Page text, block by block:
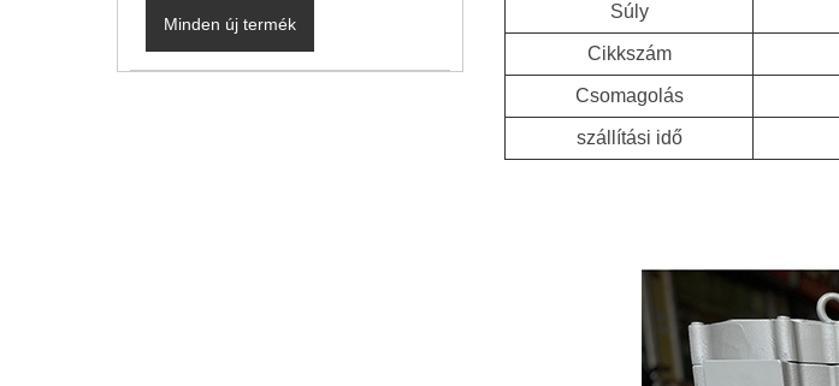
Minden új termék
Súly
Cikkszám
Csomagolás
szállítási idő